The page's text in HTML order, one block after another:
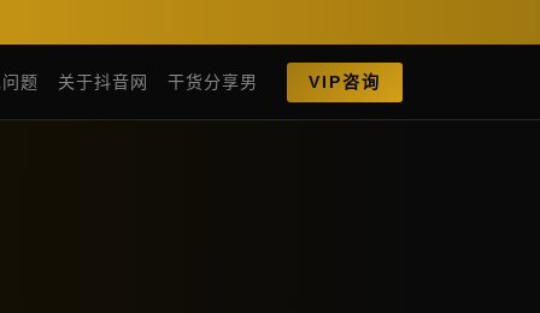
题 关于抖音网 干货分享男 VIP咨询